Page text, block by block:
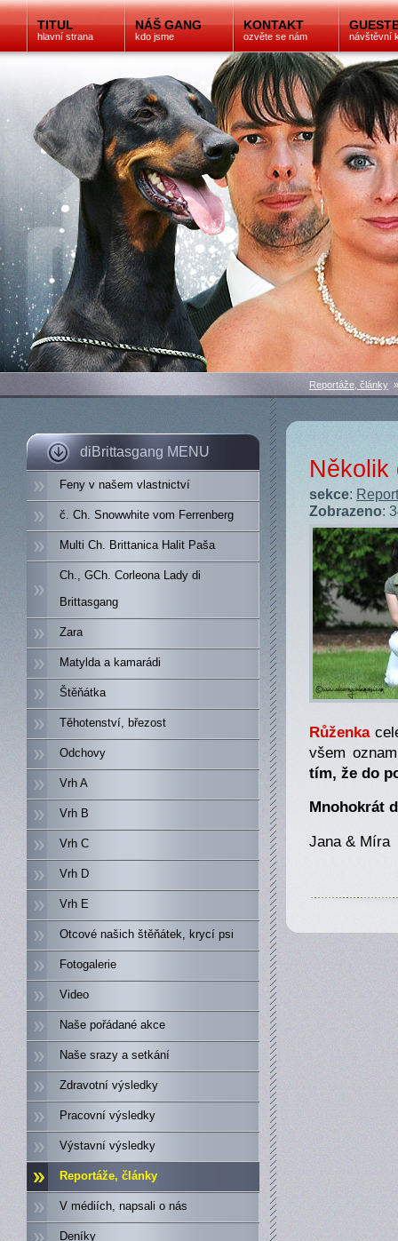
TITUL
hlavní strana
NÁŠ GANG
kdo jsme
KONTAKT
ozvěte se nám návštěvní
diBrittasgang MENU
Feny v našem vlastnictví
č. Ch. Snowwhite vom Ferrenberg
Multi Ch. Brittanica Halit Paša
Ch., GCh. Corleona Lady di
Brittasgang
Zara
Matylda a kamarádi
Štěňátka
Těhotenství, březost
Odchovy
Vrh A
Vrh B
Vrh C
Vrh D
Vrh E
Otcové našich štěňátek, krycí psi
Fotogalerie
Video
Naše pořádané akce
Naše srazy a setkání
Zdravotní výsledky
Pracovní výsledky
Výstavní výsledky
Reportáže, články
V médiích, napsali o nás
Deníky
Reportáže, články
Několik
sekce:
Zobrazeno:
Růženka
všem
tím, že do
Mnohokrát
Jana & Míra